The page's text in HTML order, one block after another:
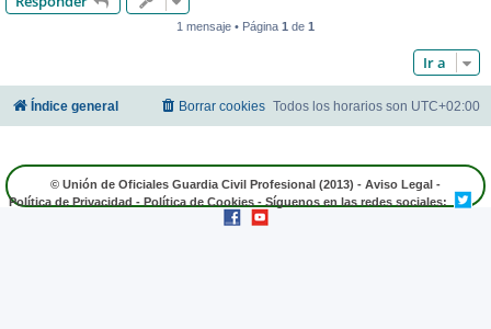
1 mensaje • Página 1 de 1
Ir a
Índice general Todos los horarios son UTC+02:00
Borrar cookies
© Unión de Oficiales Guardia Civil Profesional (2013) - Aviso Legal -
Política de Privacidad - Política de Cookies - Síguenos en las redes sociales: